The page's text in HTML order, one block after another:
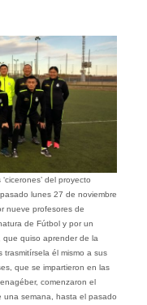
del proyecto
lunes 27 de noviembre
nueve profesores de
de Fútbol y por un
quiso aprender de la
él mismo a sus
que se impartieron en las
comenzaron el
una semana, hasta el pasado